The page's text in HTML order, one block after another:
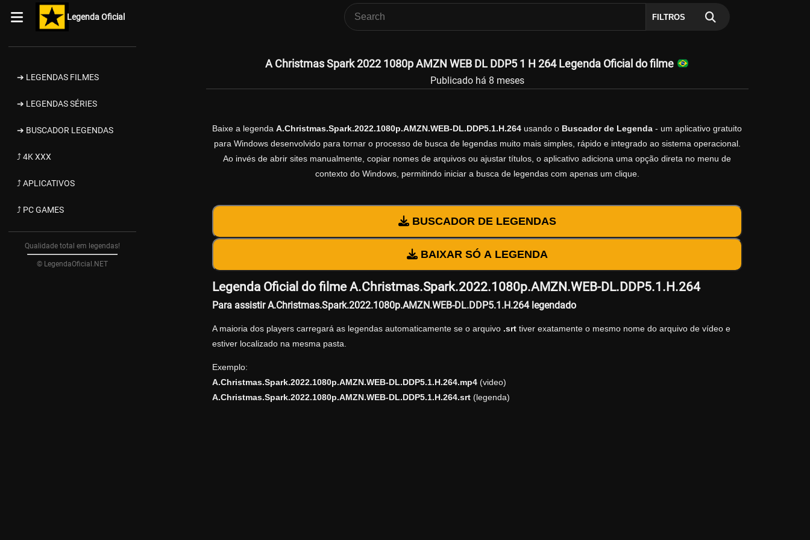
Legenda Oficial FILTROS
➔ LEGENDAS FILMES
➔ LEGENDAS SÉRIES
➔ BUSCADOR LEGENDAS
⤴ 4K XXX
⤴ APLICATIVOS
⤴ PC GAMES
Qualidade total em legendas!
© LegendaOficial.NET
A Christmas Spark 2022 1080p AMZN WEB DL DDP5 1 H 264 Legenda Oficial do filme
Publicado há 8 meses
Baixe a legenda A.Christmas.Spark.2022.1080p.AMZN.WEB-DL.DDP5.1.H.264 usando o Buscador de Legenda - um aplicativo gratuito
para Windows desenvolvido para tornar o processo de busca de legendas muito mais simples, rápido e integrado ao sistema operacional.
Ao invés de abrir sites manualmente, copiar nomes de arquivos ou ajustar títulos, o aplicativo adiciona uma opção direta no menu de
contexto do Windows, permitindo iniciar a busca de legendas com apenas um clique.
BUSCADOR DE LEGENDAS
BAIXAR SÓ A LEGENDA
Legenda Oficial do filme A.Christmas.Spark.2022.1080p.AMZN.WEB-DL.DDP5.1.H.264
Para assistir A.Christmas.Spark.2022.1080p.AMZN.WEB-DL.DDP5.1.H.264 legendado
A maioria dos players carregará as legendas automaticamente se o arquivo .srttiver exatamente o mesmo nome do arquivo de vídeo e
estiver localizado na mesma pasta.
Exemplo:
A.Christmas.Spark.2022.1080p.AMZN.WEB-DL.DDP5.1.H.264.mp4(video)
A.Christmas.Spark.2022.1080p.AMZN.WEB-DL.DDP5.1.H.264.srt(legenda)